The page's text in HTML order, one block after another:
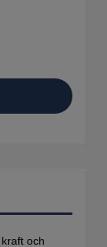
och